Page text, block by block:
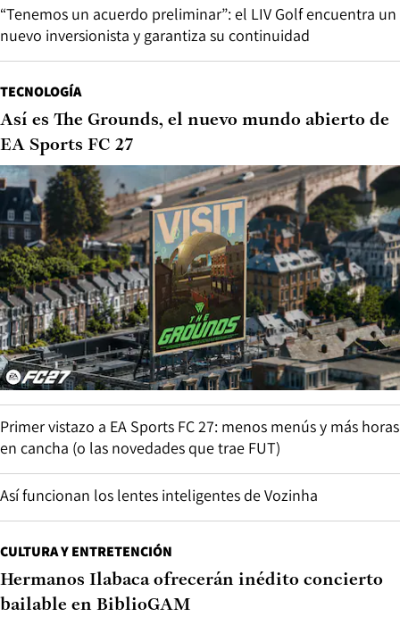
“Tenemos un acuerdo preliminar”: el LIV Golf encuentra un
nuevo inversionista y garantiza su continuidad
TECNOLOGÍA
Así es The Grounds, el nuevo mundo abierto de
EA Sports FC 27
Primer vistazo a EA Sports FC 27: menos menús y más horas
en cancha (o las novedades que trae FUT)
Así funcionan los lentes inteligentes de Vozinha
CULTURA Y ENTRETENCIÓN
Hermanos Ilabaca ofrecerán inédito concierto
bailable en BiblioGAM